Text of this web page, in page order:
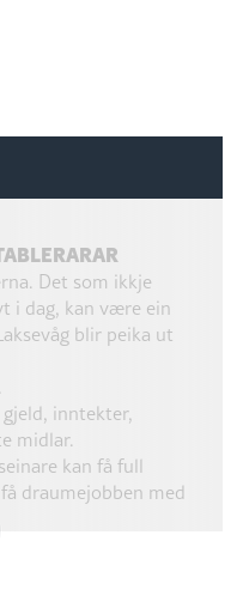
Det som ikkje
i dag, kan være ein
blir peika ut
inntekter,
midlar.
kan få full
draumejobben med
du får inntekter